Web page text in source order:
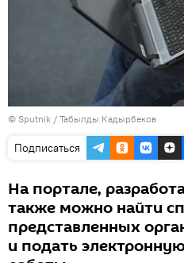
© Sputnik / Табылды Кадырбеков
Подписаться
На портале,
также можно найти
представленных
и подать